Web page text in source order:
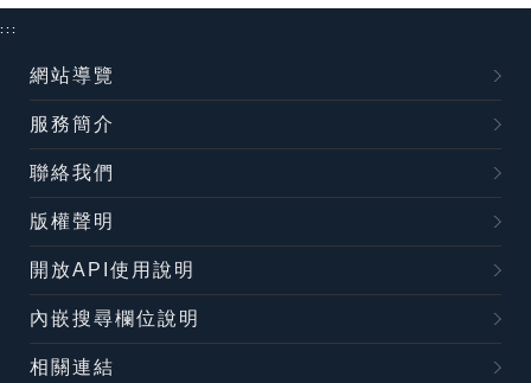
:::
網站導覽
服務簡介
聯絡我們
版權聲明
開放API使用說明
內嵌搜尋欄位說明
相關連結